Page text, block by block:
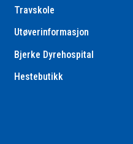
Travskole
Utøverinformasjon
Bjerke Dyrehospital
Hestebutikk